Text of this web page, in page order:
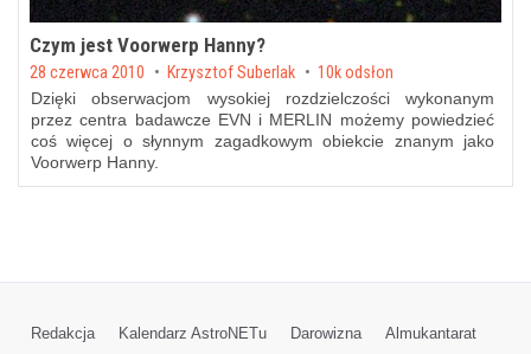
Czym jest Voorwerp Hanny?
Posted on
28 czerwca 2010 by Krzysztof Suberlak 10k odsłon
Dzięki obserwacjom wysokiej rozdzielczości wykonanym
przez centra badawcze EVN i MERLIN możemy powiedzieć
coś więcej osłynnym zagadkowym obiekcie znanym jako
Voorwerp Hanny.
Redakcja Kalendarz AstroNETu Darowizna
Almukantarat